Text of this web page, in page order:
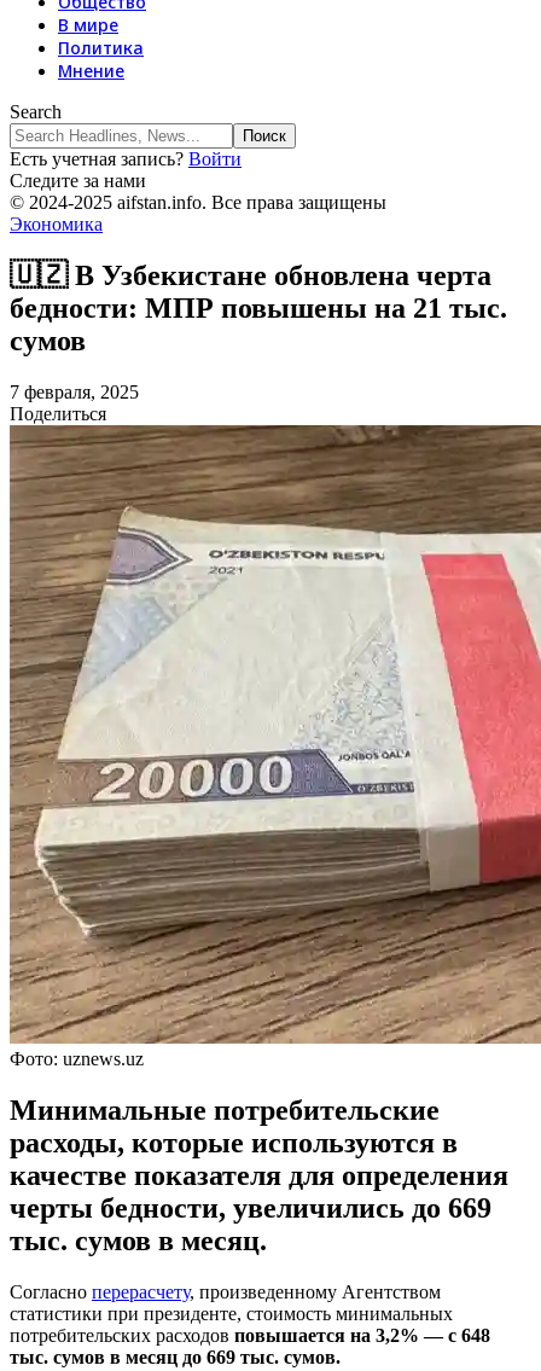
В мире
Политика
Мнение
Search
Есть учетная запись? Войти
Следите за нами
© 2024-2025 aifstan.info. Все права защищены
Экономика
🇺🇿 В Узбекистане обновлена черта
бедности: МПР повышены на 21 тыс.
сумов
7 февраля, 2025
Поделиться
Фото: uznews.uz
Минимальные потребительские
расходы, которые используются в
качестве показателя для определения
черты бедности, увеличились до 669
тыс. сумов в месяц.
Согласно перерасчету, произведенному Агентством
статистики при президенте, стоимость минимальных
потребительских расходов повышается на 3,2% — с 648
тыс. сумов в месяц до 669 тыс. сумов.